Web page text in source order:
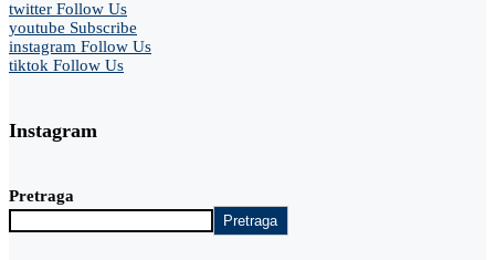
twitter Follow Us
youtube Subscribe
instagram Follow Us
tiktok Follow Us
Instagram
Pretraga
Pretraga